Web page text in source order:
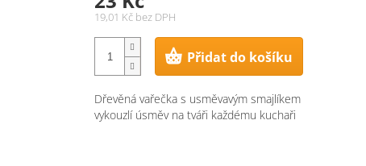
19,01 Kč bez DPH
Přidat do košíku
Dřevěná vařečka s usměvavým smajlíkem
vykouzlí úsměv na tváři každému kuchaři